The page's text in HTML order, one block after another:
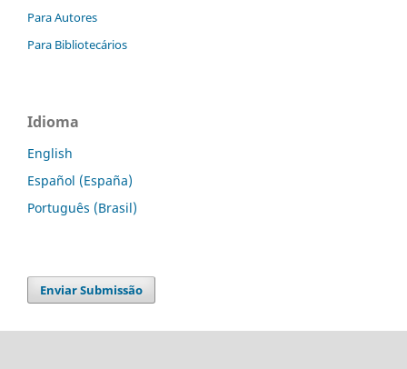
Para Autores
Para Bibliotecários
Idioma
English
Español (España)
Português (Brasil)
Enviar Submissão